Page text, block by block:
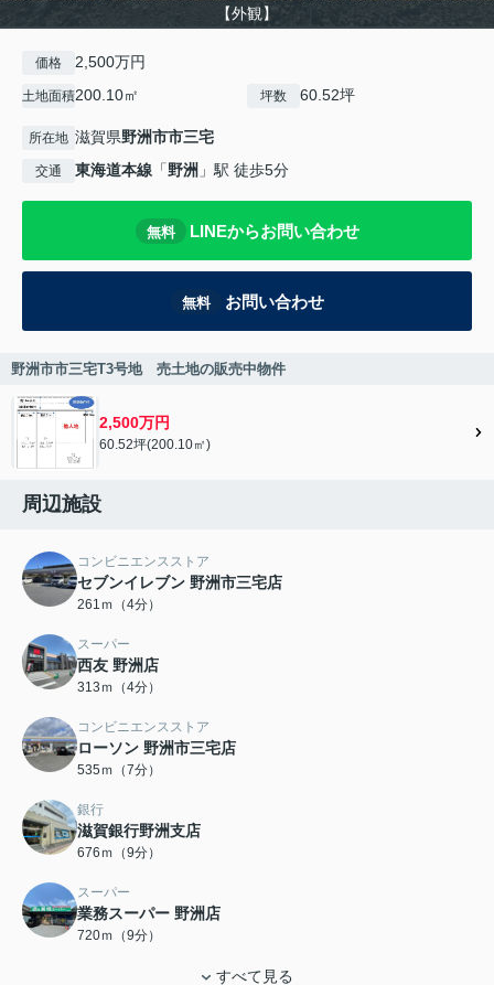
【外観】
価格 2,500万円
土地面積200.10㎡ 坪数 60.52坪
所在地 滋賀県野洲市市三宅
交通 東海道本線 「野洲 」駅 徒歩5分
無料 LINEからお問い合わせ
無料 お問い合わせ
野洲市市三宅T3号地 売土地の販売中物件
2,500万円
60.52坪(200.10㎡)
周辺施設
コンビニエンスストア
セブンイレブン 野洲市三宅店
261ｍ（4分）
スーパー
西友 野洲店
313ｍ（4分）
コンビニエンスストア
ローソン 野洲市三宅店
535ｍ（7分）
銀行
滋賀銀行野洲支店
676ｍ（9分）
スーパー
業務スーパー 野洲店
720ｍ（9分）
すべて見る